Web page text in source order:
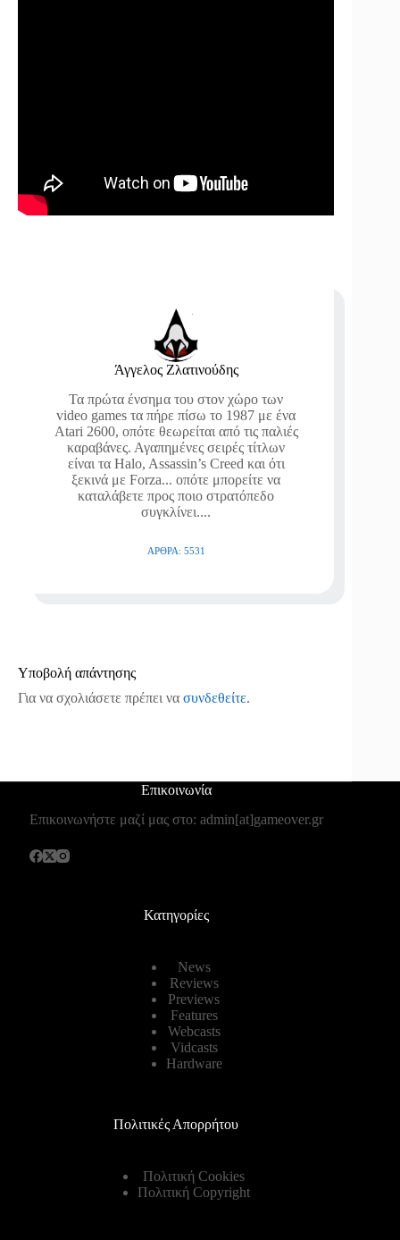
Άγγελος Ζλατινούδης
Τα πρώτα ένσημα του στον χώρο των
video games τα πήρε πίσω το 1987 με ένα
Atari 2600, οπότε θεωρείται από τις παλιές
καραβάνες. Αγαπημένες σειρές τίτλων
είναι τα Halo, Assassin’s Creed και ότι
ξεκινά με Forza... οπότε μπορείτε να
καταλάβετε προς ποιο στρατόπεδο
συγκλίνει....
ΆΡΘΡΑ: 5531
Υποβολή απάντησης
Για να σχολιάσετε πρέπει να συνδεθείτε.
Επικοινωνία
Επικοινωνήστε μαζί μας στο: admin[at]gameover.gr
Κατηγορίες
News
Reviews
Previews
Features
Webcasts
Vidcasts
Hardware
Πολιτικές Απορρήτου
Πολιτική Cookies
Πολιτική Copyright